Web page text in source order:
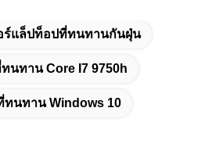
ร์แล็ปท็อปที่ทนทานกันฝุ่น
นทาน Core I7 9750h
นทาน Windows 10